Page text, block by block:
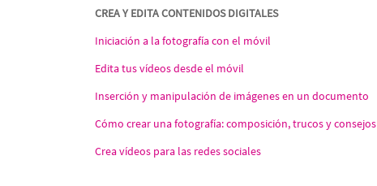
CREA Y EDITA CONTENIDOS DIGITALES
Iniciación a la fotografía con el móvil
Edita tus vídeos desde el móvil
Inserción y manipulación de imágenes en un documento
Cómo crear una fotografía: composición, trucos y consejos
Crea vídeos para las redes sociales